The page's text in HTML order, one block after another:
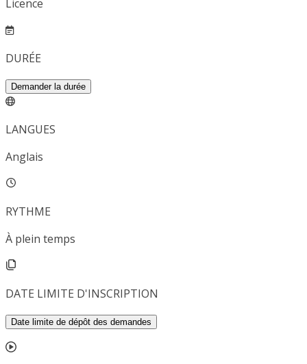
Licence
DURÉE
Demander la durée
LANGUES
Anglais
RYTHME
À plein temps
DATE LIMITE D'INSCRIPTION
Date limite de dépôt des demandes